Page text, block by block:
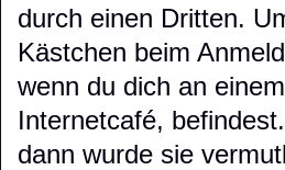
durch einen Dritten.
Kästchen beim
wenn du dich an
Internetcafé,
dann wurde sie